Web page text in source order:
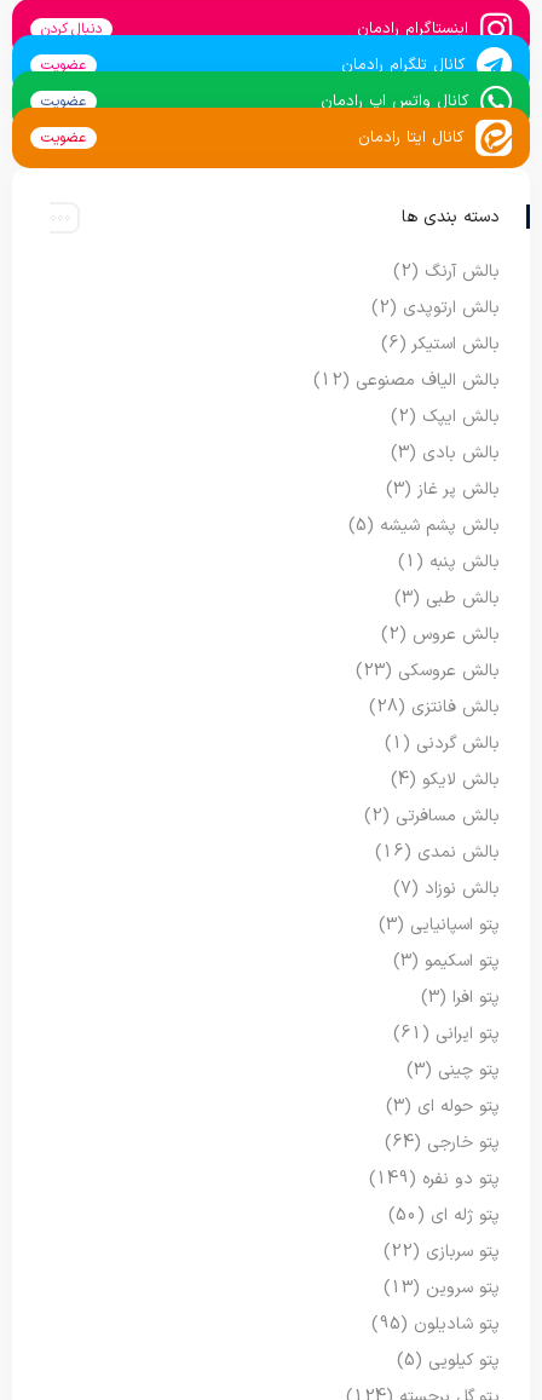
اینستاگرام رادمان دنبال کردن
کانال تلگرام رادمان عضویت
کانال واتس اپ رادمان عضویت
کانال ایتا رادمان عضویت
دسته بندی ها
بالش آرنگ (2)
بالش ارتوپدی (2)
بالش استیکر (6)
بالش الیاف مصنوعی (12)
بالش ایپک (2)
بالش بادی (3)
بالش پر غاز (3)
بالش پشم شیشه (5)
بالش پنبه (1)
بالش طبی (3)
بالش عروس (2)
بالش عروسکی (23)
بالش فانتزی (28)
بالش گردنی (1)
بالش لایکو (4)
بالش مسافرتی (2)
بالش نمدی (16)
بالش نوزاد (7)
پتو اسپانیایی (3)
پتو اسکیمو (3)
پتو افرا (3)
پتو ایرانی (61)
پتو چینی (3)
پتو حوله ای (3)
پتو خارجی (64)
پتو دو نفره (149)
پتو ژله ای (50)
پتو سربازی (22)
پتو سروین (13)
پتو شادیلون (95)
پتو کیلویی (5)